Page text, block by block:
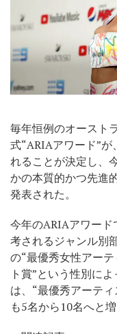
毎年恒例のオースト
式“ARIAアワード”
れることが決定し、
かの本質的かつ先進
発表された。
今年のARIAアワー
考されるジャンル別
の“最優秀女性アー
ト賞”という性別に
は、“最優秀アーテ
も5名から10名へと